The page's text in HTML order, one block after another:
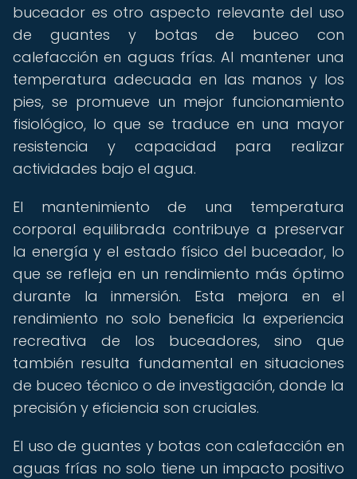
buceador es otro aspecto relevante del uso
de guantes y botas de buceo con
calefacción en aguas frías. Al mantener una
temperatura adecuada en las manos y los
pies, se promueve un mejor funcionamiento
fisiológico, lo que se traduce en una mayor
resistencia y capacidad para realizar
actividades bajo el agua.
El mantenimiento de una temperatura
corporal equilibrada contribuye a preservar
la energía y el estado físico del buceador, lo
que se refleja en un rendimiento más óptimo
durante la inmersión. Esta mejora en el
rendimiento no solo beneficia la experiencia
recreativa de los buceadores, sino que
también resulta fundamental en situaciones
de buceo técnico o de investigación, donde la
precisión y eficiencia son cruciales.
El uso de guantes y botas con calefacción en
aguas frías no solo tiene un impacto positivo